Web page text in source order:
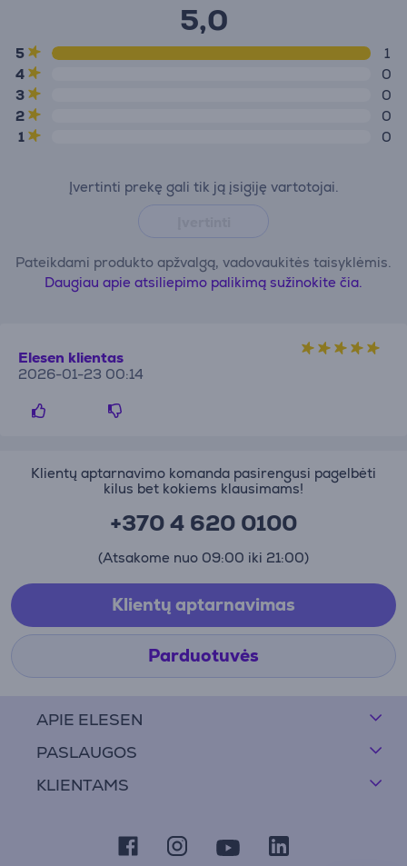
5,0
5
1
4
0
3
0
2
0
1
0
Įvertinti prekę gali tik ją įsigiję vartotojai.
Pateikdami produkto apžvalgą, vadovaukitės taisyklėmis.
Daugiau apie atsiliepimo palikimą sužinokite čia.
Elesen klientas
2026-01-23 00:14
APIE ELESEN
PASLAUGOS
KLIENTAMS
Klientų aptarnavimo komanda pasirengusi pagelbėti
kilus bet kokiems klausimams!
+370 4 620 0100
(Atsakome nuo 09:00 iki 21:00)
Klientų aptarnavimas
Parduotuvės